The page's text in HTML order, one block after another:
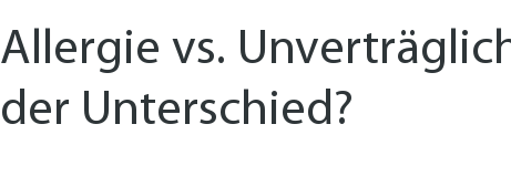
Al­ler­gie vs.
der Un­ter­schied?